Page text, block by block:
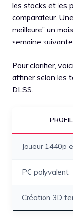
les stocks et les
comparateur.
meilleure” un
semaine suivante.
Pour clarifier,
affiner selon les
DLSS.
PROFIL
Joueur 1440p
PC polyvalent
Création 3D